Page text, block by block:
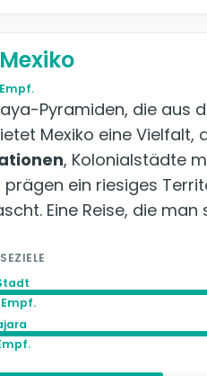
Mexiko
Empf.
Pyramiden, die aus
Mexiko eine Vielfalt,
, Kolonialstädte
prägen ein riesiges
Eine Reise, die
Empf.